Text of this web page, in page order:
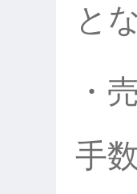
と
・
手